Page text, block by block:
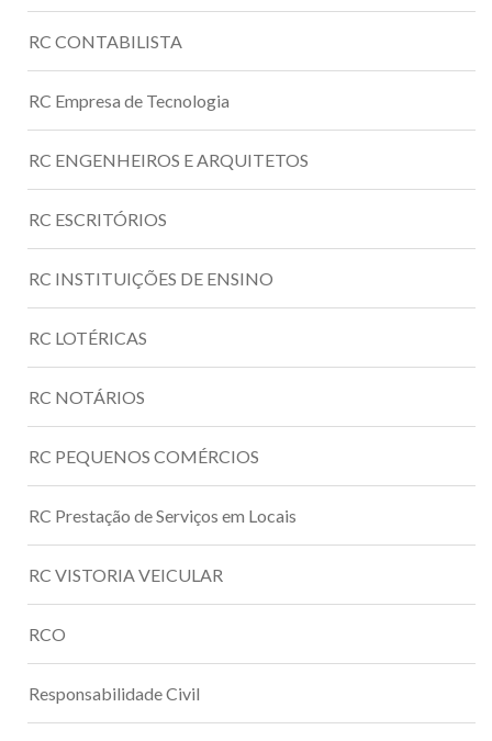
RC CONTABILISTA
RC Empresa de Tecnologia
RC ENGENHEIROS E ARQUITETOS
RC ESCRITÓRIOS
RC INSTITUIÇÕES DE ENSINO
RC LOTÉRICAS
RC NOTÁRIOS
RC PEQUENOS COMÉRCIOS
RC Prestação de Serviços em Locais
RC VISTORIA VEICULAR
RCO
Responsabilidade Civil